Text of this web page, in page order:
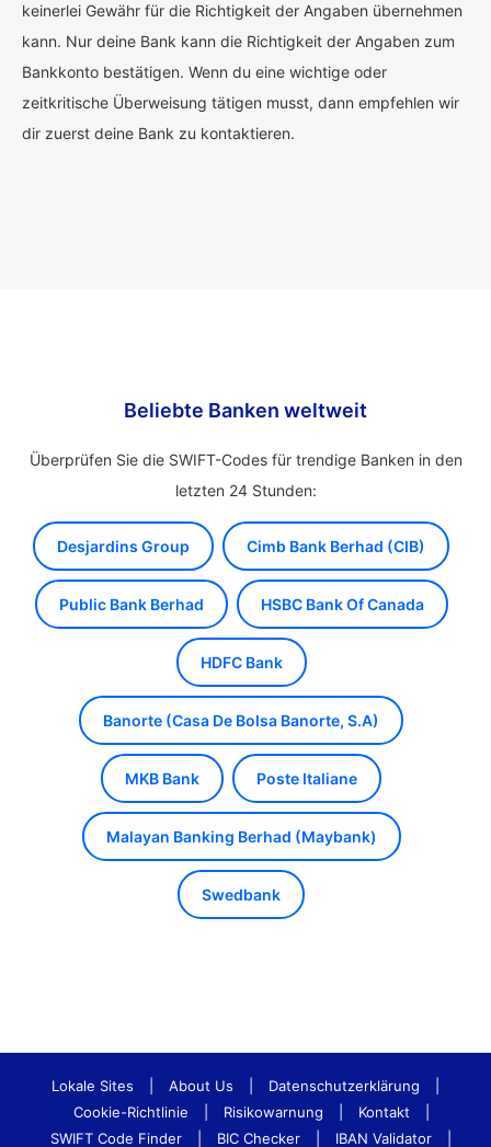
keinerlei Gewähr für die Richtigkeit der Angaben übernehmen
kann. Nur deine Bank kann die Richtigkeit der Angaben zum
Bankkonto bestätigen. Wenn du eine wichtige oder
zeitkritische Überweisung tätigen musst, dann empfehlen wir
dir zuerst deine Bank zu kontaktieren.
Beliebte Banken weltweit
Überprüfen Sie die SWIFT-Codes für trendige Banken in den
letzten 24 Stunden:
Desjardins Group Cimb Bank Berhad (CIB)
Public Bank Berhad HSBC Bank Of Canada
HDFC Bank
Banorte (Casa De Bolsa Banorte, S.A)
MKB Bank Poste Italiane
Malayan Banking Berhad (Maybank)
Swedbank
Lokale Sites About Us Datenschutzerklärung
Cookie-Richtlinie
Risikowarnung Kontakt
SWIFT Code Finder
BIC Checker IBAN Validator